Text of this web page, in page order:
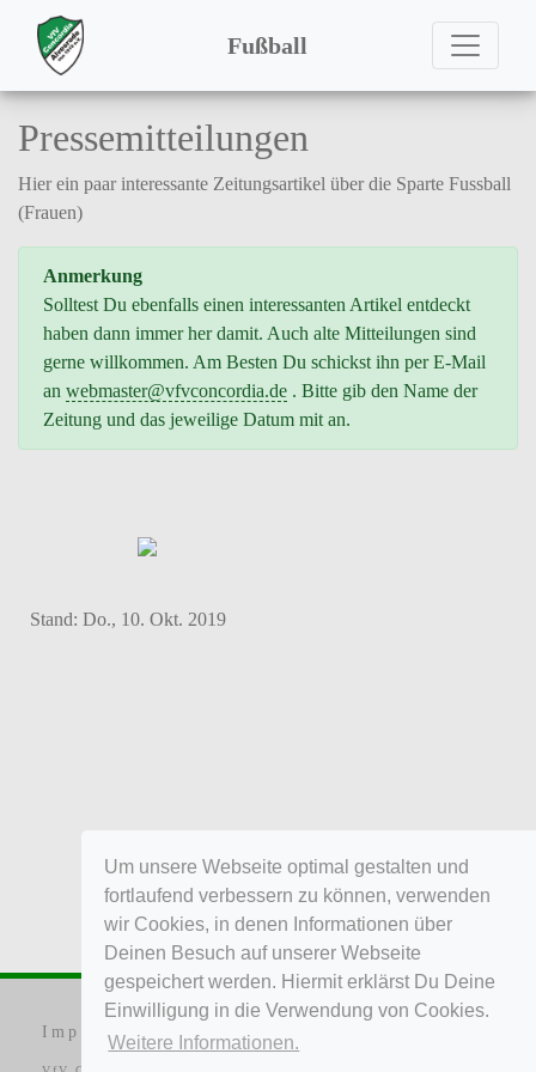
Um unsere Webseite optimal gestalten und
fortlaufend verbessern zu können, verwenden
wir Cookies, in denen Informationen über
Deinen Besuch auf unserer Webseite
gespeichert werden. Hiermit erklärst Du Deine
Einwilligung in die Verwendung von Cookies.
Weitere Informationen.
Fußball
Pressemitteilungen
Hier ein paar interessante Zeitungsartikel über die Sparte Fussball
(Frauen)
Anmerkung
Solltest Du ebenfalls einen interessanten Artikel entdeckt
haben dann immer her damit. Auch alte Mitteilungen sind
gerne willkommen. Am Besten Du schickst ihn per E-Mail
an webmaster@vfvconcordia.de . Bitte gib den Name der
Zeitung und das jeweilige Datum mit an.
Stand: Do., 10. Okt. 2019
Impressum Datenschutz